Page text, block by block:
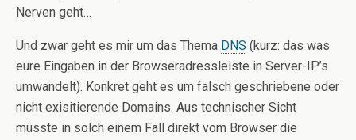
Nerven geht…
Und zwar geht es mir um das Thema DNS (kurz: das was
eure Eingaben in der Browseradressleiste in Server-IP’s
umwandelt). Konkret geht es um falsch geschriebene oder
nicht exisitierende Domains. Aus technischer Sicht
müsste in solch einem Fall direkt vom Browser die